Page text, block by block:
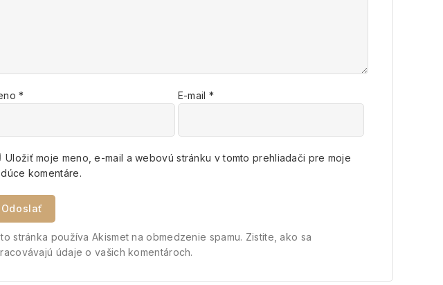
* E-mail *
Uložiť moje meno, e-mail a webovú stránku v tomto prehliadači pre moje
komentáre.
stránka používa Akismet na obmedzenie spamu. Zistite, ako sa
údaje o vašich komentároch.